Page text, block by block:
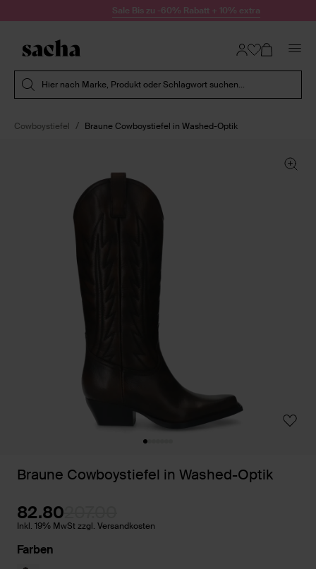
Sale Bis zu -60% Rabatt + 10% extra
Hier nach Marke, Produkt oder Schlagwort suchen...
Cowboystiefel Braune Cowboystiefel in Washed-Optik
Braune Cowboystiefel in Washed-Optik
82.80
Inkl. 19% MwSt zzgl. Versandkosten
Farben